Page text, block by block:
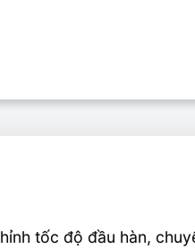
tốc độ đầu hàn,